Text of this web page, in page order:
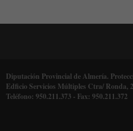
Diputación Provincial de Almería.
Edficio Servicios Múltiples Ctra/ Ronda,
Teléfono: 950.211.373 - Fax: 950.211.372